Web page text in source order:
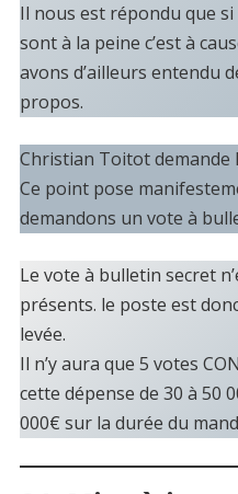
Il nous est répondu que
sont à la peine c’est à
avons d’ailleurs entendu
propos.
Christian Toitot demande
Ce point pose
demandons un vote à
Le vote à bulletin secret
présents. le poste est
levée.
Il n’y aura que 5 votes
cette dépense de 30 à 50
000€ sur la durée du